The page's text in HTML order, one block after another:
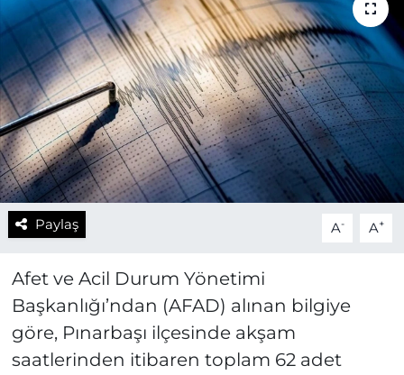
Paylaş A- A+
Afet ve Acil Durum Yönetimi
Başkanlığı’ndan (AFAD) alınan bilgiye
göre, Pınarbaşı ilçesinde akşam
saatlerinden itibaren toplam 62 adet